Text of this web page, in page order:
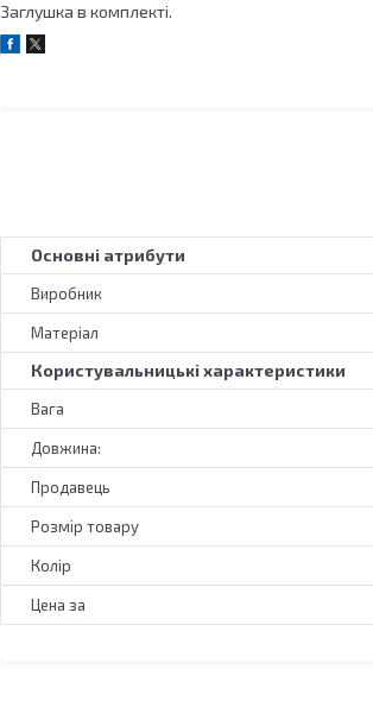
Заглушка в комплекті.
Основні атрибути
Виробник
Матеріал
Користувальницькі характеристики
Вага
Довжина:
Продавець
Розмір товару
Колір
Цена за